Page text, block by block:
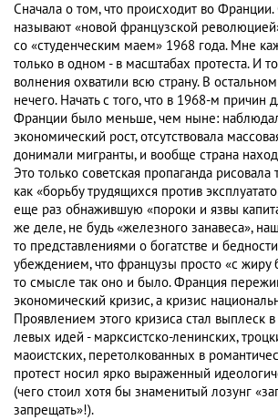
Сначала о том, что происходит во
называют «новой французской
со «студенческим маем» 1968 года. Мне
только в одном - в масштабах протеста. И
волнения охватили всю страну. В
нечего. Начать с того, что в 1968-м причин
Франции было меньше, чем ныне:
экономический рост, отсутствовала
донимали мигранты, и вообще страна
Это только советская пропаганда
как «борьбу трудящихся против
еще раз обнажившую «пороки и язвы
же деле, не будь «железного занавеса»,
то представлениями о богатстве и
убеждением, что французы просто «с жиру
то смысле так оно и было. Франция
экономический кризис, а кризис
Проявлением этого кризиса стал выплеск
левых идей - марксистско-ленинских,
маоистских, перетолкованных в
протест носил ярко выраженный
(чего стоил хотя бы знаменитый лозунг
запрещать»!).